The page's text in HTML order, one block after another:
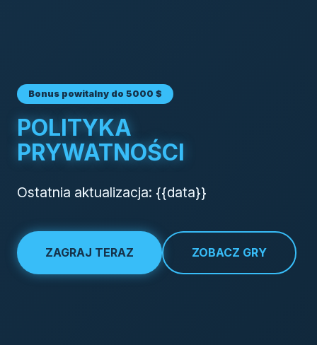
Bonus powitalny do 5000 $
POLITYKA
PRYWATNOŚCI
Ostatnia aktualizacja: {{data}}
ZAGRAJ TERAZ ZOBACZ GRY